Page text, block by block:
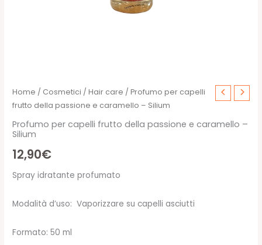
Home / Cosmetici /Hair care / Profumo per capelli
frutto della passione e caramello – Silium
Profumo per capelli frutto della passione e caramello –
Silium
12,90€
Spray idratante profumato
Modalità d’uso: Vaporizzare su capelli asciutti
Formato: 50 ml